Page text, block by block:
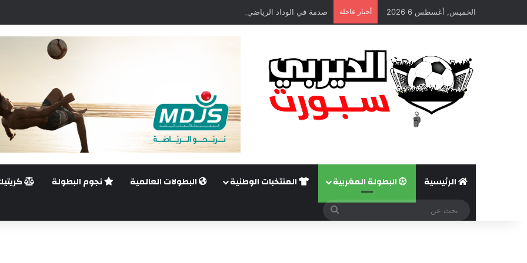
الخميس, أغسطس 6 2026 أخبار عاجلة صدمة في الوداد الرياضي.. غيليرمي فيريرا يقترب من الجراحة بعد قطع في الرباط الصليبي
الرئيسية البطولة المغربية المنتخبات الوطنية البطولات العالمية نجوم البطولة